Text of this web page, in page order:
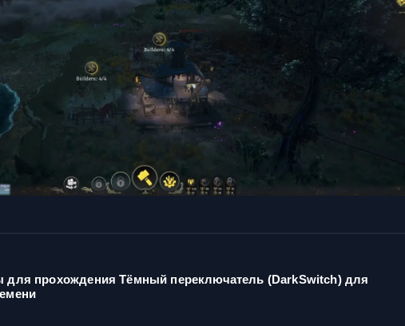
для прохождения Тёмный переключатель (DarkSwitch) для